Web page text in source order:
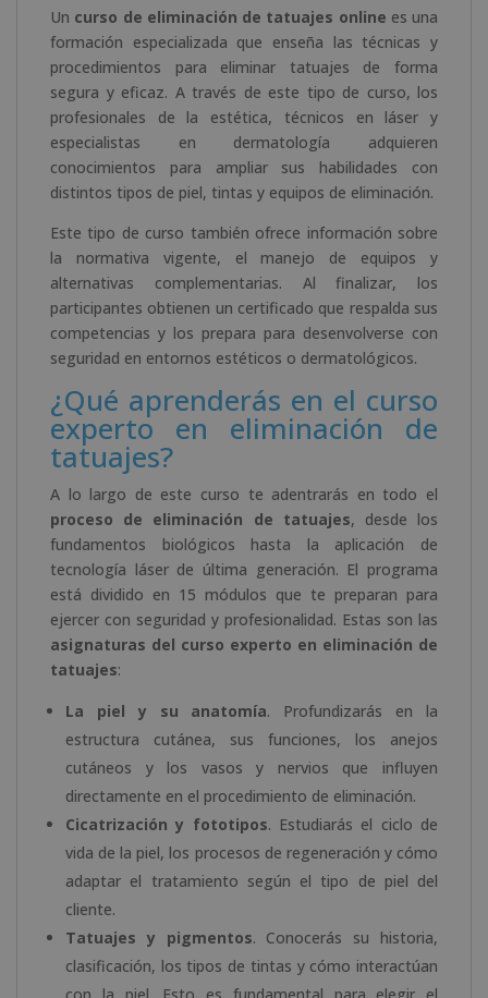
Un curso de eliminación de tatuajes online es una
formación especializada que enseña las técnicas y
procedimientos para eliminar tatuajes de forma
segura y eficaz. A través de este tipo de curso, los
profesionales de la estética, técnicos en láser y
especialistas en dermatología adquieren
conocimientos para ampliar sus habilidades con
distintos tipos de piel, tintas y equipos de eliminación.
Este tipo de curso también ofrece información sobre
la normativa vigente, el manejo de equipos y
alternativas complementarias. Al finalizar, los
participantes obtienen un certificado que respalda sus
competencias y los prepara para desenvolverse con
seguridad en entornos estéticos o dermatológicos.
¿Qué aprenderás en el curso
experto en eliminación de
tatuajes?
A lo largo de este curso te adentrarás en todo el
proceso de eliminación de tatuajes, desde los
fundamentos biológicos hasta la aplicación de
tecnología láser de última generación. El programa
está dividido en 15 módulos que te preparan para
ejercer con seguridad y profesionalidad. Estas son las
asignaturas del curso experto en eliminación de
tatuajes:
La piel y su anatomía. Profundizarás en la
estructura cutánea, sus funciones, los anejos
cutáneos y los vasos y nervios que influyen
directamente en el procedimiento de eliminación.
Cicatrización y fototipos. Estudiarás el ciclo de
vida de la piel, los procesos de regeneración y cómo
adaptar el tratamiento según el tipo de piel del
cliente.
Tatuajes y pigmentos. Conocerás su historia,
clasificación, los tipos de tintas y cómo interactúan